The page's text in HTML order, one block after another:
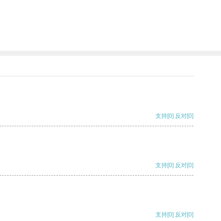
支持[0] 反对[0]
支持[0] 反对[0]
支持[0] 反对[0]